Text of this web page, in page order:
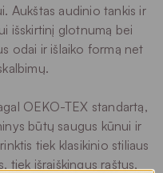
Aukštas audinio tankis ir
išskirtinį glotnumą bei
odai ir išlaiko formą net
OEKO-TEX standartą,
būtų saugus kūnui ir
tiek klasikinio stiliaus
tiek išraiškingus raštus,